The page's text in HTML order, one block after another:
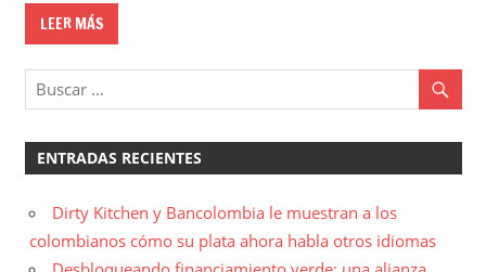
LEER MÁS
ENTRADAS RECIENTES
Dirty Kitchen y Bancolombia le muestran a los
colombianos cómo su plata ahora habla otros idiomas